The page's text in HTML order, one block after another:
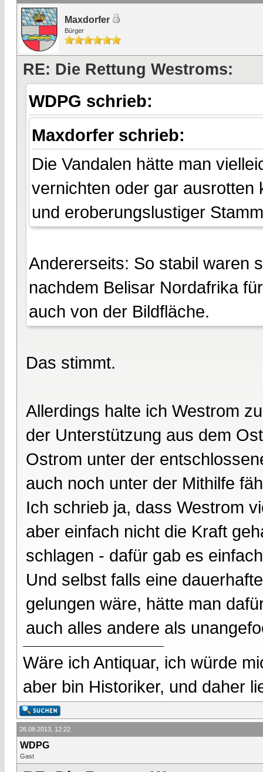
Maxdorfer
Bürger
RE: Die Rettung Westroms:
WDPG schrieb:
Maxdorfer schrieb:
Die Vandalen hätte man
vernichten oder gar ausrotten
und eroberungslustiger
Andererseits: So stabil waren
nachdem Belisar Nordafrika
auch von der Bildfläche.
Das stimmt.
Allerdings halte ich Westrom
der Unterstützung aus dem
Ostrom unter der
auch noch unter der Mithilfe
Ich schrieb ja, dass Westrom
aber einfach nicht die Kraft
schlagen - dafür gab es
Und selbst falls eine
gelungen wäre, hätte man
auch alles andere als
Wäre ich Antiquar, ich würde
aber bin Historiker, und daher
26.08.2013, 12:22
WDPG
Gast